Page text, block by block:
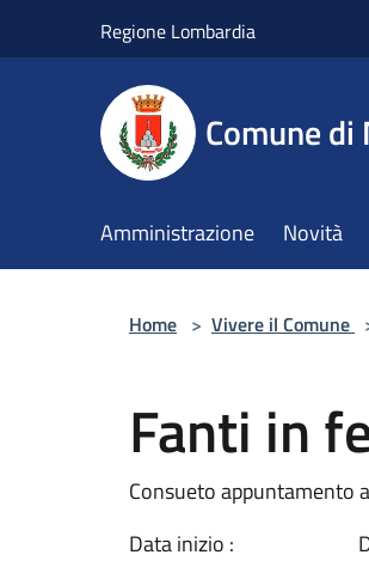
Regione Lombardia
Comune
Amministrazione Novità
Home > Vivere il Comune
Fanti in
Consueto appuntamento
Data inizio :